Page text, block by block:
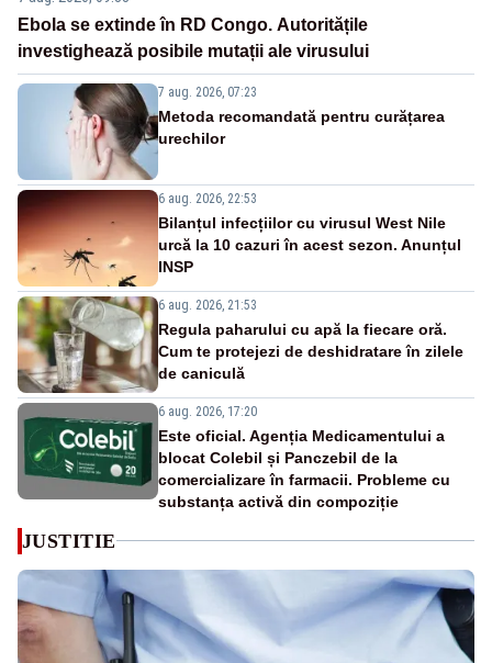
Ebola se extinde în RD Congo. Autoritățile
investighează posibile mutații ale virusului
7 aug. 2026, 07:23
Metoda recomandată pentru curățarea
urechilor
6 aug. 2026, 22:53
Bilanțul infecțiilor cu virusul West Nile
urcă la 10 cazuri în acest sezon. Anunțul
INSP
6 aug. 2026, 21:53
Regula paharului cu apă la fiecare oră.
Cum te protejezi de deshidratare în zilele
de caniculă
6 aug. 2026, 17:20
Este oficial. Agenția Medicamentului a
blocat Colebil și Panczebil de la
comercializare în farmacii. Probleme cu
substanța activă din compoziție
JUSTITIE